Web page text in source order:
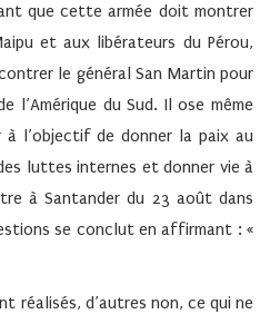
que cette armée doit montrer
et aux libérateurs du Pérou,
le général San Martin pour
l’Amérique du Sud. Il ose même
à l’objectif de donner la paix au
luttes internes et donner vie à
à Santander du 23 août dans
se conclut en affirmant : «
réalisés, d’autres non, ce qui ne